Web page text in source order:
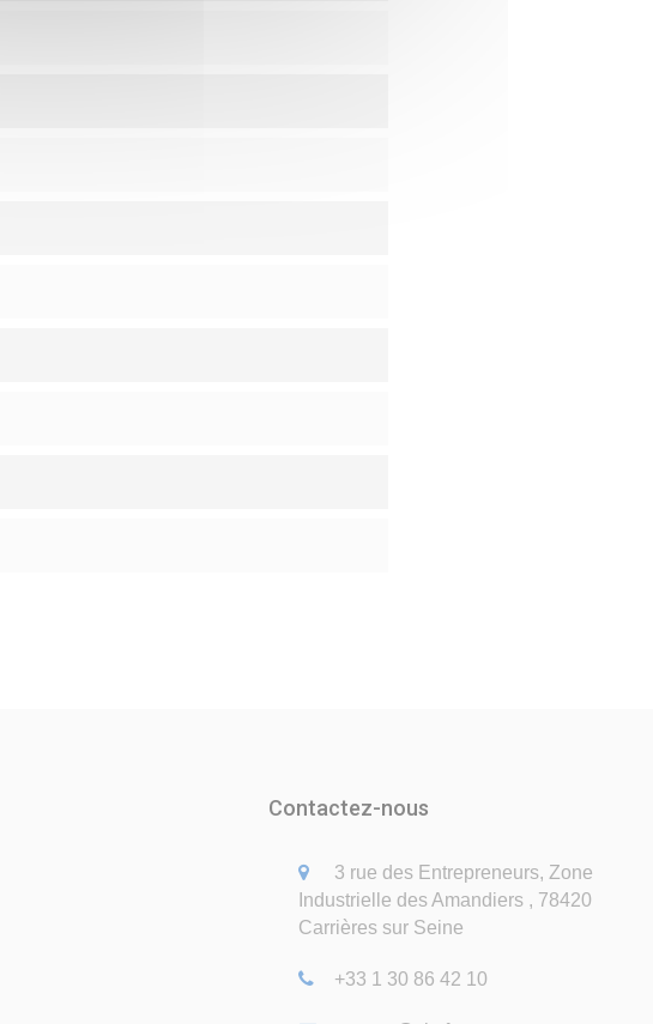
Contactez-nous
3 rue des Entrepreneurs, Zone
Industrielle des Amandiers , 78420
Carrières sur Seine
+33 1 30 86 42 10